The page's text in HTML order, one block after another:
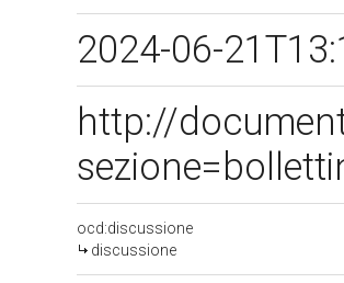
2024-06-
http://
ocd:discussione
discussione